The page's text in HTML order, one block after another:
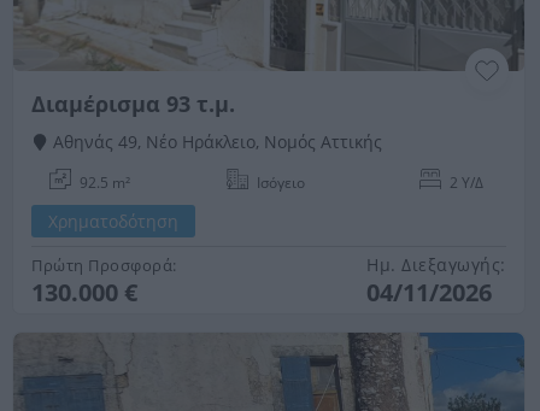
Διαμέρισμα 93 τ.μ.
Αθηνάς 49, Νέο Ηράκλειο, Νομός Αττικής
92.5 m² Ισόγειο 2 Υ/Δ
Χρηματοδότηση
Πρώτη Προσφορά:
130.000 €
Ημ. Διεξαγωγής:
04/11/2026